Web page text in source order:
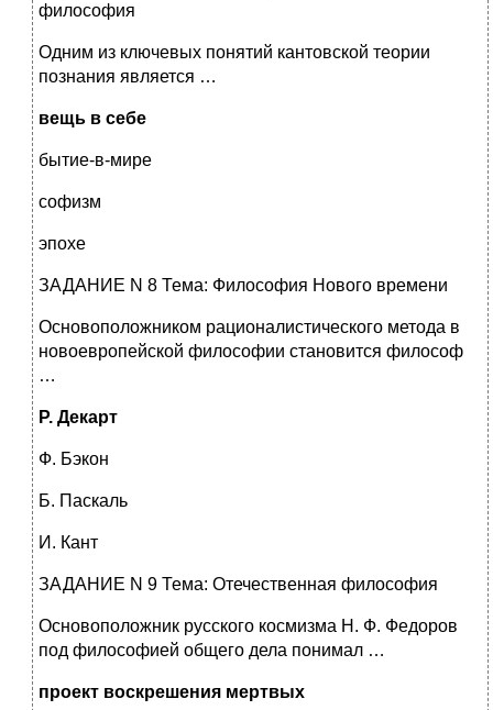
философия
Одним из ключевых понятий кантовской теории
познания является …
вещь в себе
бытие-в-мире
софизм
эпохе
ЗАДАНИЕ N 8 Тема: Философия Нового времени
Основоположником рационалистического метода в
новоевропейской философии становится философ
…
Р. Декарт
Ф. Бэкон
Б. Паскаль
И. Кант
ЗАДАНИЕ N 9 Тема: Отечественная философия
Основоположник русского космизма Н. Ф. Федоров
под философией общего дела понимал …
проект воскрешения мертвых